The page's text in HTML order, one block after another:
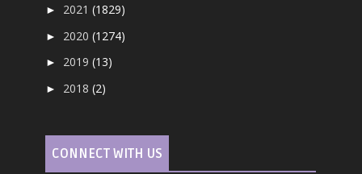
► 2021(1829)
► 2020(1274)
► 2019(13)
► 2018(2)
CONNECT WITH US